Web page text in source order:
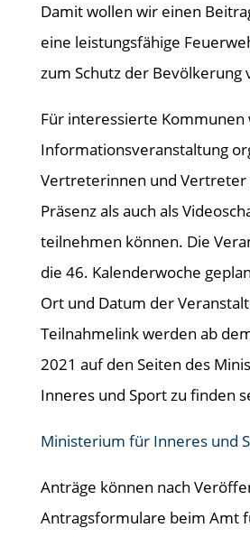
Damit wollen wir einen
eine leistungsfähige
zum Schutz der Bevölkerung
Für interessierte Kommunen
Informationsveranstaltung
Vertreterinnen und Vertreter
Präsenz als auch als
teilnehmen können. Die
die 46. Kalenderwoche
Ort und Datum der
Teilnahmelink werden ab
2021 auf den Seiten des
Inneres und Sport zu finden
Ministerium für Inneres und
Anträge können nach
Antragsformulare beim Amt